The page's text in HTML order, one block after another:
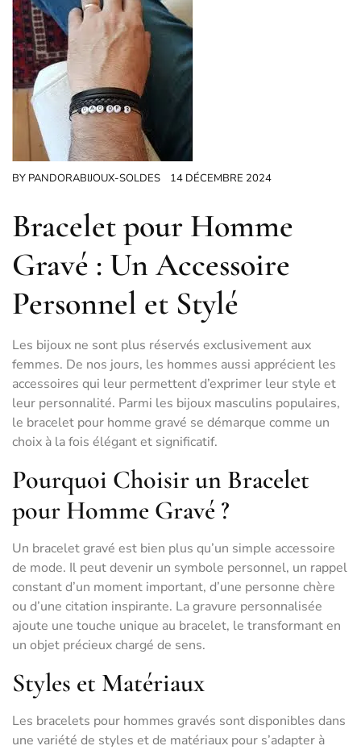
BY PANDORABIJOUX-SOLDES 14 DÉCEMBRE 2024
Bracelet pour Homme
Gravé : Un Accessoire
Personnel et Stylé
Les bijoux ne sont plus réservés exclusivement aux
femmes. De nos jours, les hommes aussi apprécient les
accessoires qui leur permettent d’exprimer leur style et
leur personnalité. Parmi les bijoux masculins populaires,
le bracelet pour homme gravé se démarque comme un
choix à la fois élégant et significatif.
Pourquoi Choisir un Bracelet
pour Homme Gravé ?
Un bracelet gravé est bien plus qu’un simple accessoire
de mode. Il peut devenir un symbole personnel, un rappel
constant d’un moment important, d’une personne chère
ou d’une citation inspirante. La gravure personnalisée
ajoute une touche unique au bracelet, le transformant en
un objet précieux chargé de sens.
Styles et Matériaux
Les bracelets pour hommes gravés sont disponibles dans
une variété de styles et de matériaux pour s’adapter à